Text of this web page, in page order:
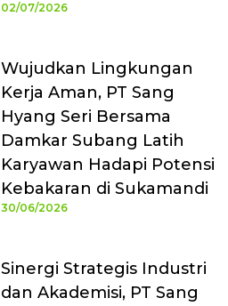
02/07/2026
Wujudkan Lingkungan
Kerja Aman, PT Sang
Hyang Seri Bersama
Damkar Subang Latih
Karyawan Hadapi Potensi
Kebakaran di Sukamandi
30/06/2026
Sinergi Strategis Industri
dan Akademisi, PT Sang